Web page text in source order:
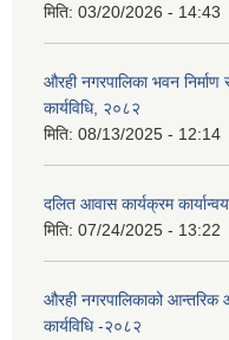
मिति: 03/20/2026 - 14:43
औरही नगरपालिका भवन
कार्यविधि, २०८२
मिति: 08/13/2025 - 12:14
दलित आवास कार्यक्रम
मिति: 07/24/2025 - 13:22
औरही नगरपालिकाको
कार्यविधि -२०८२